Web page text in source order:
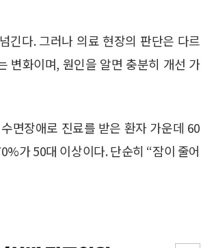
긴다. 그러나 의료 현장의 판단은 다르
변화이며, 원인을 알면 충분히 개선 가
면장애로 진료를 받은 환자 가운데 60
가 50대 이상이다. 단순히 “잠이 줄어